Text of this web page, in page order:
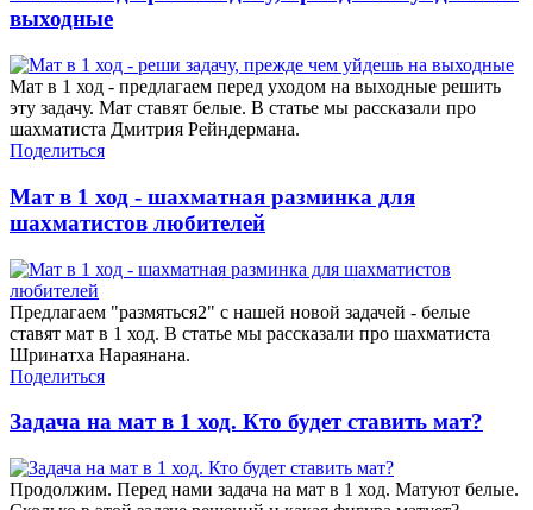
выходные
Мат в 1 ход - предлагаем перед уходом на выходные решить
эту задачу. Мат ставят белые. В статье мы рассказали про
шахматиста Дмитрия Рейндермана.
Поделиться
Мат в 1 ход - шахматная разминка для
шахматистов любителей
Предлагаем "размяться2" с нашей новой задачей - белые
ставят мат в 1 ход. В статье мы рассказали про шахматиста
Шринатха Нараянана.
Поделиться
Задача на мат в 1 ход. Кто будет ставить мат?
Продолжим. Перед нами задача на мат в 1 ход. Матуют белые.